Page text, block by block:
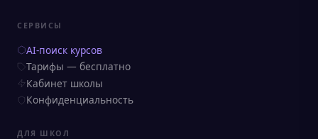
СЕРВИСЫ
AI-поиск курсов
Тарифы — бесплатно
Кабинет школы
Конфиденциальность
ДЛЯ ШКОЛ